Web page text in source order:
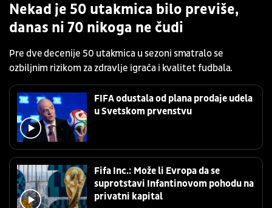
Nekad je 50 utakmica bilo previše,
danas ni 70 nikoga ne čudi
Pre dve decenije 50 utakmica u sezoni smatralo se
ozbiljnim rizikom za zdravlje igrača i kvalitet fudbala.
FIFA odustala od plana prodaje udela
u Svetskom prvenstvu
Fifa Inc.: Može li Evropa da se
suprotstavi Infantinovom pohodu na
privatni kapital